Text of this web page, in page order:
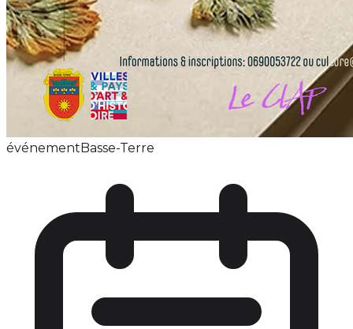
événementBasse-Terre